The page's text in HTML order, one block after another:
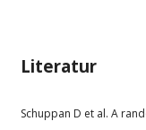
Literatur
Schuppan D et al. A